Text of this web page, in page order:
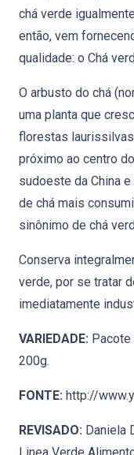
chá verde
então, vem
qualidade: o Chá
O arbusto do chá
uma planta que
florestas
próximo ao centro
sudoeste da China
de chá mais
sinônimo de chá
Conserva
verde, por se tratar
imediatamente
VARIEDADE:
200g.
FONTE: http://
REVISADO: Daniela
Linea Verde